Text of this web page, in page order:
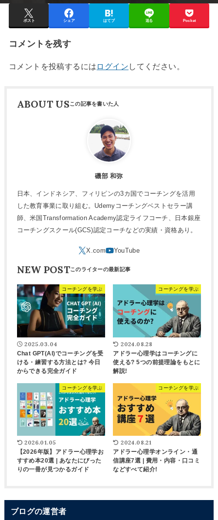
ポスト シェア はてブ 送る Pocket
コメントを残す
コメントを投稿するには ログイン してください。
ABOUT US
磯部 和弥
日本、インドネシア、フィリピンの3カ国でコーチングを活用
した教育事業に取り組む。Udemyコーチングベストセラー講
師、米国Transformation Academy認定ライフコーチ、日本銀座
コーチングスクール(GCS)認定コーチなどの実績・資格あり。
NEW POST
コーチングを学ぶ
2025.03.04
Chat GPT(AI)でコーチングを受
ける・練習する方法とは? 今日
からできる完全ガイド
コーチングを学ぶ
2024.08.28
アドラー心理学はコーチングに
使える? 5つの前提理論をもとに
解説!
コーチングを学ぶ
2026.01.05
【2026年版】アドラー心理学お
すすめ本20選 | あなたにぴった
りの一冊が見つかるガイド
コーチングを学ぶ
2024.08.21
アドラー心理学オンライン・通
信講座7選 | 費用・内容・口コミ
などすべて紹介!
ブログの運営者